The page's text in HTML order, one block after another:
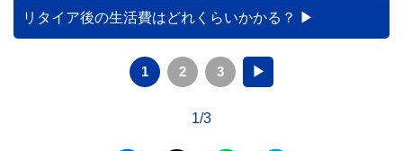
リタイア後の生活費はどれくらいかかる？
1 2 3 ▶
1/3